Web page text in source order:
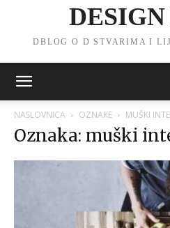
DBLOG O D STVARIMA I
NASLOVNICA OZNAKE MUŠKI
Oznaka: muški